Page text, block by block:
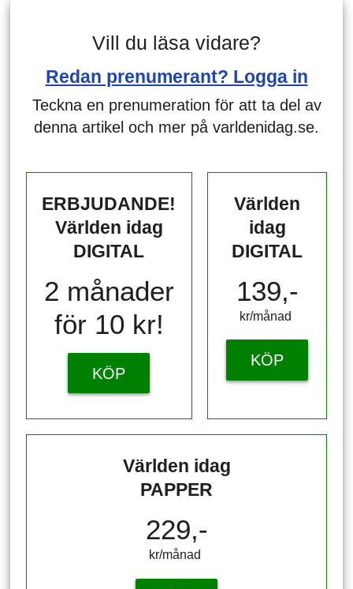
Vill du läsa vidare?
Redan prenumerant? Logga in
Teckna en prenumeration för att ta del av
denna artikel och mer på varldenidag.se.
ERBJUDANDE!
Världen idag
DIGITAL
2 månader
för 10 kr!
KÖP
Världen
idag
DIGITAL
139,-
kr/månad ​​​​​​
KÖP
Världen idag
PAPPER
229,-
kr/månad ​​​​​​